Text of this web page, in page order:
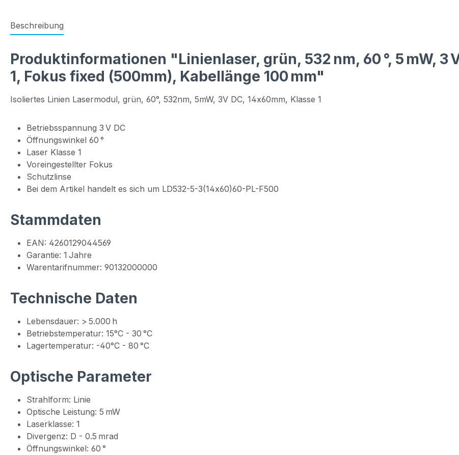
Beschreibung
Produktinformationen "Linienlaser, grün, 532 nm, 60 °, 5 mW, 3
1, Fokus fixed (500mm), Kabellänge 100 mm"
Isoliertes Linien Lasermodul, grün, 60°, 532nm, 5mW, 3V DC, 14x60mm, Klasse 1
Betriebsspannung 3 V DC
Öffnungswinkel 60 °
Laser Klasse 1
Voreingestellter Fokus
Schutzlinse
Bei dem Artikel handelt es sich um LD532-5-3(14x60)60-PL-F500
Stammdaten
EAN: 4260129044569
Garantie: 1 Jahre
Warentarifnummer: 90132000000
Technische Daten
Lebensdauer: > 5.000 h
Betriebstemperatur: 15°C - 30 °C
Lagertemperatur: -40°C - 80 °C
Optische Parameter
Strahlform: Linie
Optische Leistung: 5 mW
Laserklasse: 1
Divergenz: D - 0.5 mrad
Öffnungswinkel: 60 °